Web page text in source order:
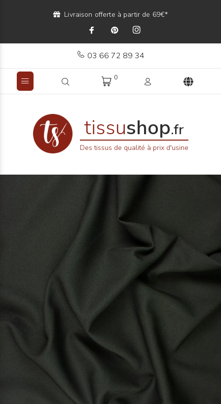
Livraison offerte à partir de 69€*
03 66 72 89 34
0
tissushop.fr
Des tissus de qualité à prix d'usine